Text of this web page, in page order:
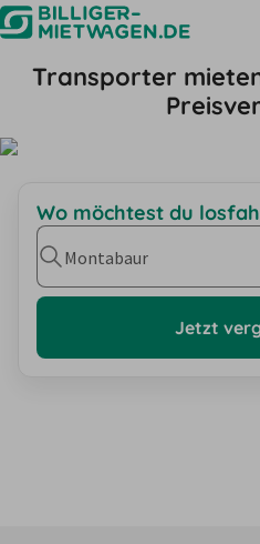
Transporter
Wo möchtest du
Montabaur
Jetzt